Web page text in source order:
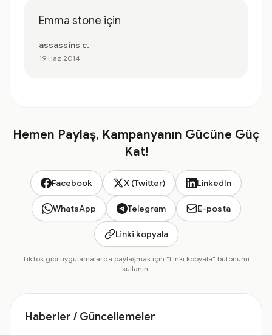
Emma stone için
assassins c.
19 Haz 2014
Hemen Paylaş, Kampanyanın Gücüne Güç
Kat!
Facebook X (Twitter) LinkedIn
WhatsApp Telegram E-posta
Linki kopyala
TikTok gibi uygulamalarda paylaşmak için "Linki kopyala" butonunu
kullanın.
Haberler / Güncellemeler